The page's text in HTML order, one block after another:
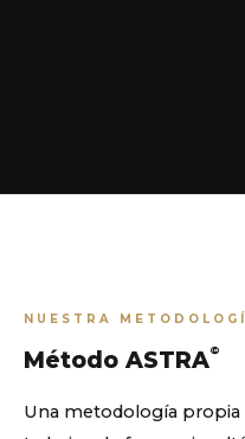
NUESTRA
Método ASTRA©
Una metodología propia